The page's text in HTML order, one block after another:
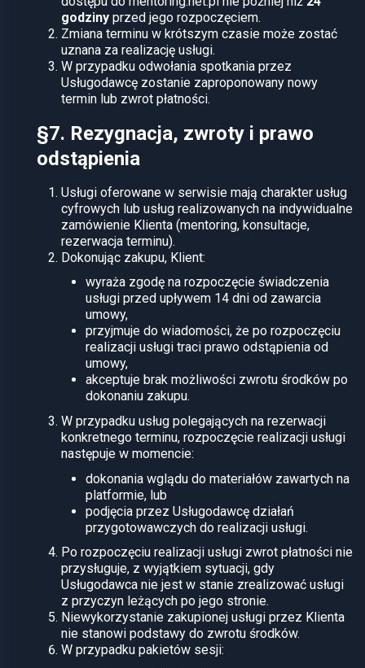
godziny przed jego rozpoczęciem.
Zmiana terminu w krótszym czasie może zostać
uznana za realizację usługi.
W przypadku odwołania spotkania przez
Usługodawcę zostanie zaproponowany nowy
termin lub zwrot płatności.
§7. Rezygnacja, zwroty i prawo
odstąpienia
Usługi oferowane w serwisie mają charakter usług
cyfrowych lub usług realizowanych na indywidualne
zamówienie Klienta (mentoring, konsultacje,
rezerwacja terminu).
Dokonując zakupu, Klient:
wyraża zgodę na rozpoczęcie świadczenia
usługi przed upływem 14 dni od zawarcia
umowy,
przyjmuje do wiadomości, że po rozpoczęciu
realizacji usługi traci prawo odstąpienia od
umowy,
akceptuje brak możliwości zwrotu środków po
dokonaniu zakupu.
W przypadku usług polegających na rezerwacji
konkretnego terminu, rozpoczęcie realizacji usługi
następuje w momencie:
dokonania wglądu do materiałów zawartych na
platformie, lub
podjęcia przez Usługodawcę działań
przygotowawczych do realizacji usługi.
Po rozpoczęciu realizacji usługi zwrot płatności nie
przysługuje, z wyjątkiem sytuacji, gdy
Usługodawca nie jest w stanie zrealizować usługi
z przyczyn leżących po jego stronie.
Niewykorzystanie zakupionej usługi przez Klienta
nie stanowi podstawy do zwrotu środków.
W przypadku pakietów sesji: